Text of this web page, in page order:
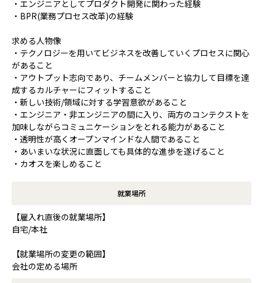
・エンジニアとしてプロダクト開発に関わった経験
・BPR(業務プロセス改革)の経験
求める人物像
・テクノロジーを用いてビジネスを改善していくプロセスに関心
があること
・アウトプット志向であり、チームメンバーと協力して目標を達
成するカルチャーにフィットすること
・新しい技術/領域に対する学習意欲があること
・エンジニア・非エンジニアの間に入り、両方のコンテクストを
加味しながらコミュニケーションをとれる能力があること
・透明性が高くオープンマインドな人間であること
・あいまいな状況に直面しても具体的な進歩を遂げること
・カオスを楽しめること
就業場所
【雇入れ直後の就業場所】
自宅/本社
【就業場所の変更の範囲】
会社の定める場所